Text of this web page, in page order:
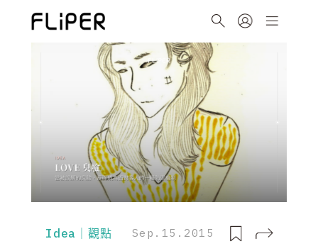
Idea｜觀點 Sep.15.2015